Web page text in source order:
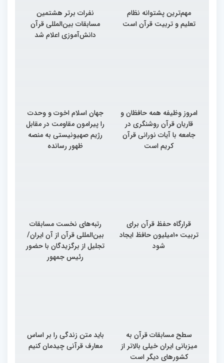
مهم‌ترین پشتوانه نظام
تعلیم و تربیت قرآن است
نفرات برتر هشتمین
مسابقات بین‌المللی قرآن
دانش‌آموزی اعلام شد
امروز وظیفه همه حافظان و
قاریان قرآن روشنگری در
جامعه با آیات نورانی قرآن
کریم است
جهان اسلام اخوت و وحدت
را پیرامون مقاومت در مقابل
رژیم صهیونیستی به منصه
ظهور رسانده
قرارگاه حفظ قرآن برای
تربیت ۱۰میلیون حافظ ایجاد
شود
رتبه‌های نخست مسابقات
بین‌المللی قرآن از آن ایران/
تجلیل از برگزیدگان با حضور
رئیس جمهور
سطح مسابقات قرآن به
میزبانی ایران خیلی بالاتر از
کشورهای دیگر است
باید متن زندگی را بر اساس
معارف قرآنی چیدمان کنیم